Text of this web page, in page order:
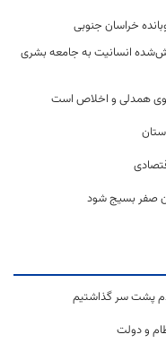
انسانیت به جامعه بشری
همدلی و اخلاص است
صفر بسیج شود
پشت سر گذاشتیم
و دولت